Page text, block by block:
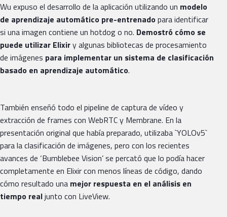
Wu expuso el desarrollo de la aplicación utilizando un modelo
de aprendizaje automático pre-entrenadopara identificar
si una imagen contiene un hotdog o no. Demostró cómo se
puede utilizar Elixiry algunas bibliotecas de procesamiento
de imágenes para implementar un sistema de clasificación
basado en aprendizaje automático.
También enseñó todo el pipeline de captura de vídeo y
extracción de frames con WebRTC y Membrane. En la
presentación original que había preparado, utilizaba `YOLOv5`
para la clasificación de imágenes, pero con los recientes
avances de ‘Bumblebee Vision’ se percató que lo podía hacer
completamente en Elixir con menos líneas de código, dando
cómo resultado una mejor respuesta en el análisis en
tiempo realjunto con LiveView.